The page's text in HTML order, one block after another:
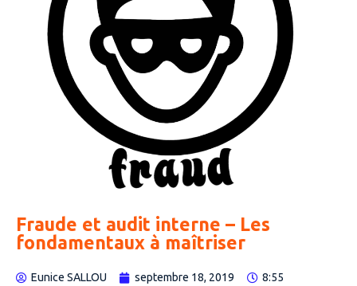
Fraude et audit interne – Les
fondamentaux à maîtriser
Eunice SALLOU septembre 18, 2019
8:55